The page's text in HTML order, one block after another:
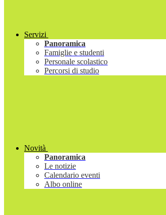
Servizi
Panoramica
Famiglie e studenti
Personale scolastico
Percorsi di studio
Novità
Panoramica
Le notizie
Calendario eventi
Albo online